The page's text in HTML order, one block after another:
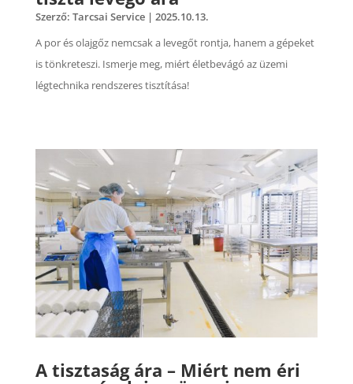
Szerző: Tarcsai Service| 2025.10.13.
A por és olajgőz nemcsak a levegőt rontja, hanem a gépeket
is tönkreteszi. Ismerje meg, miért életbevágó az üzemi
légtechnika rendszeres tisztítása!
A tisztaság ára – Miért nem éri